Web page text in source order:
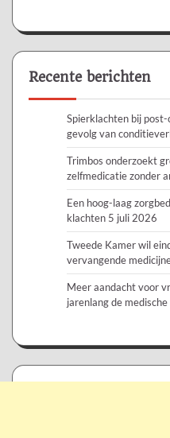
Recente berichten
Spierklachten bij
gevolg van
Trimbos onderzoekt
zelfmedicatie zonder
Een hoog-laag
klachten 5 juli 2026
Tweede Kamer wil
vervangende
Meer aandacht voor
jarenlang de medische